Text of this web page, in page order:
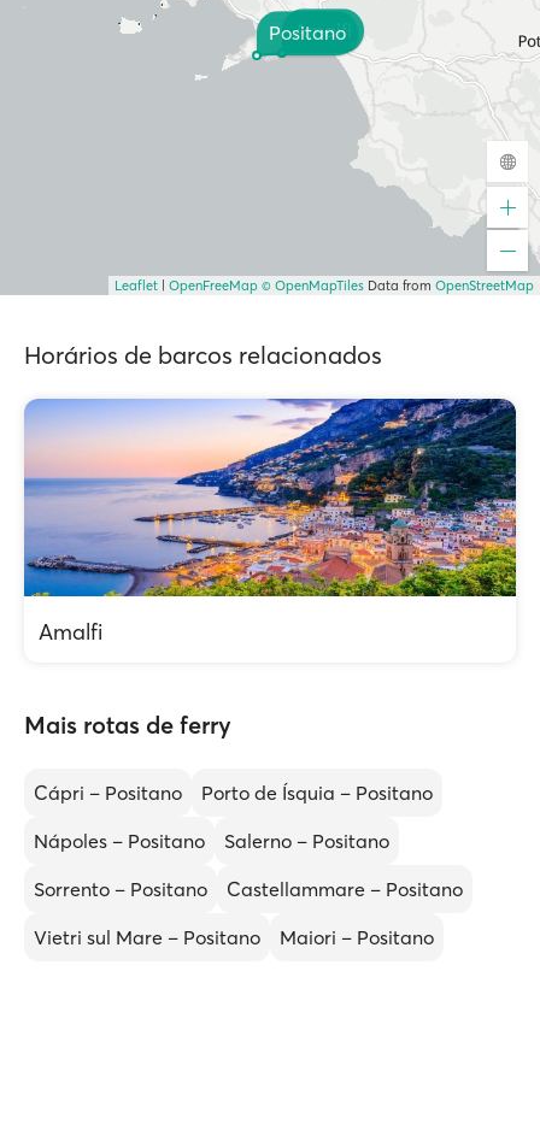
Amalfi
Positano
Leaflet OpenFreeMap © OpenMapTiles Data from OpenStreetMap
Horários de barcos relacionados
Amalfi
Mais rotas de ferry
Cápri – Positano
Porto de Ísquia – Positano
Nápoles – Positano
Salerno – Positano
Sorrento – Positano
Castellammare – Positano
Vietri sul Mare – Positano
Maiori – Positano